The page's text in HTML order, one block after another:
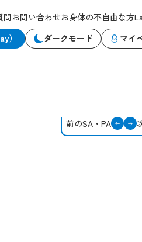
問お問い合わせお身体の不自由な方
） ダークモード マイ
前のSA・PA